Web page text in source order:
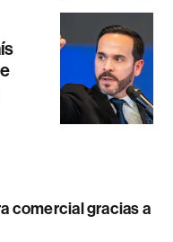
comercial gracias a